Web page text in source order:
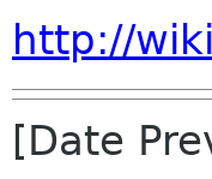
http://
[Date